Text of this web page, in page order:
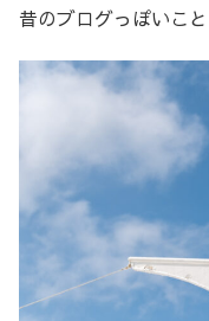
昔のブログっぽいこ